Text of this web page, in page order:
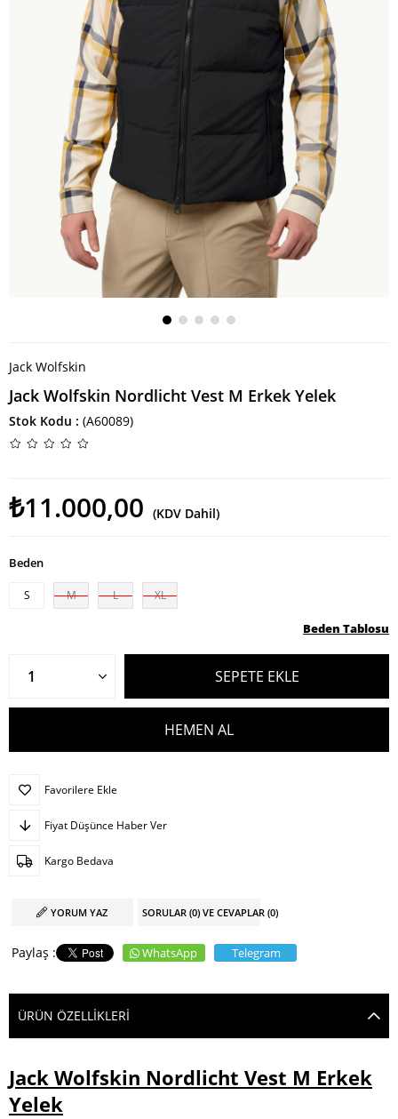
Jack Wolfskin
Jack Wolfskin Nordlicht Vest M Erkek Yelek
Stok Kodu (A60089)
₺11.000,00 (KDV Dahil)
Beden
S M L XL
Beden Tablosu
Favorilere Ekle
Fiyat Düşünce Haber Ver
Kargo Bedava
YORUM YAZ SORULAR (0) VE CEVAPLAR (0)
WhatsApp Telegram
ÜRÜN ÖZELLIKLERI
Jack Wolfskin Nordlicht Vest M Erkek
Yelek